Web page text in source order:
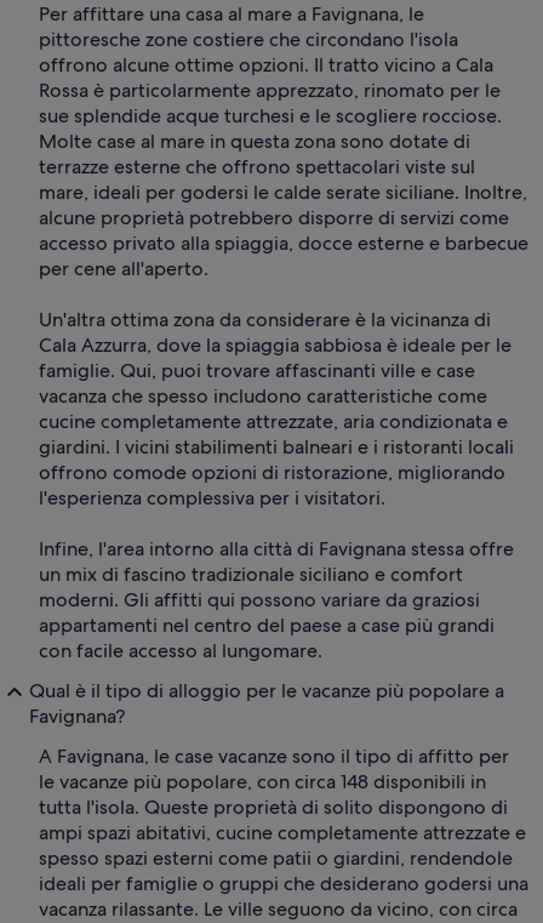
Per affittare una casa al mare a Favignana, le
pittoresche zone costiere che circondano l'isola
offrono alcune ottime opzioni. Il tratto vicino a Cala
Rossa è particolarmente apprezzato, rinomato per le
sue splendide acque turchesi e le scogliere rocciose.
Molte case al mare in questa zona sono dotate di
terrazze esterne che offrono spettacolari viste sul
mare, ideali per godersi le calde serate siciliane. Inoltre,
alcune proprietà potrebbero disporre di servizi come
accesso privato alla spiaggia, docce esterne e barbecue
per cene all'aperto.
Un'altra ottima zona da considerare è la vicinanza di
Cala Azzurra, dove la spiaggia sabbiosa è ideale per le
famiglie. Qui, puoi trovare affascinanti ville e case
vacanza che spesso includono caratteristiche come
cucine completamente attrezzate, aria condizionata e
giardini. I vicini stabilimenti balneari e i ristoranti locali
offrono comode opzioni di ristorazione, migliorando
l'esperienza complessiva per i visitatori.
Infine, l'area intorno alla città di Favignana stessa offre
un mix di fascino tradizionale siciliano e comfort
moderni. Gli affitti qui possono variare da graziosi
appartamenti nel centro del paese a case più grandi
con facile accesso al lungomare.
Qual è il tipo di alloggio per le vacanze più popolare a
Favignana?
A Favignana, le case vacanze sono il tipo di affitto per
le vacanze più popolare, con circa 148 disponibili in
tutta l'isola. Queste proprietà di solito dispongono di
ampi spazi abitativi, cucine completamente attrezzate e
spesso spazi esterni come patii o giardini, rendendole
ideali per famiglie o gruppi che desiderano godersi una
vacanza rilassante. Le ville seguono da vicino, con circa